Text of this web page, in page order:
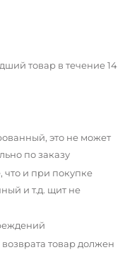
товар в течение 14
это не может
по заказу
что и при покупке
и т.д. щит не
товар должен